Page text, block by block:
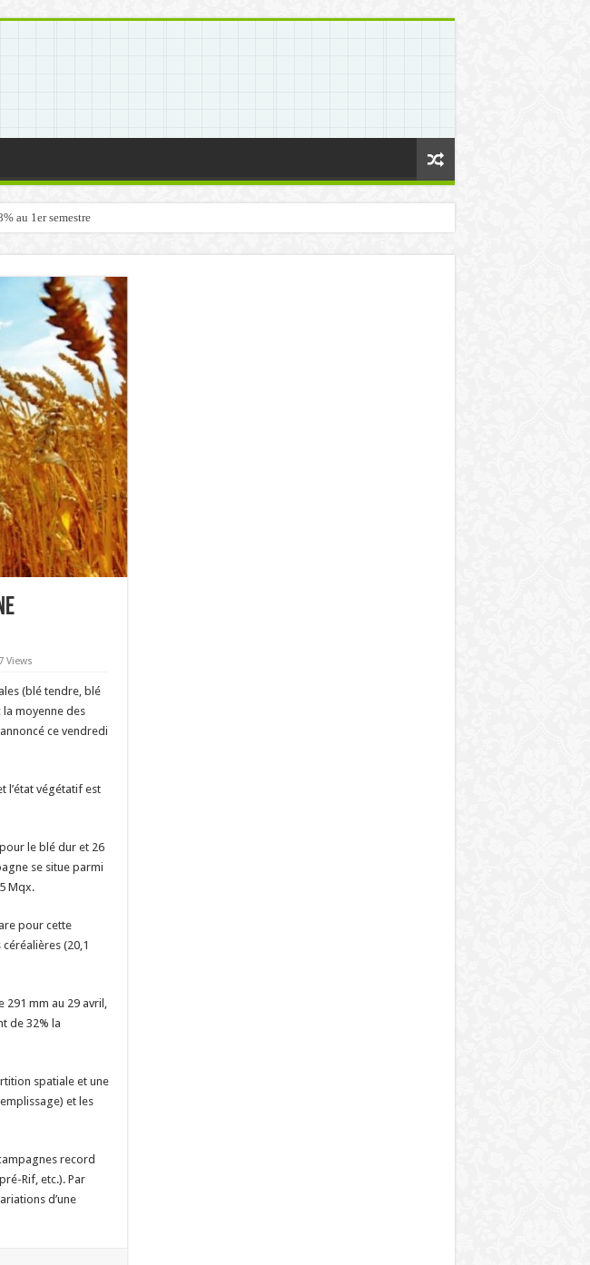
au 1er semestre
Views
(blé tendre, blé
moyenne des
ce vendredi
l’état végétatif est
le blé dur et 26
se situe parmi
Mqx.
pour cette
(20,1
291 mm au 29 avril,
de 32% la
spatiale et une
et les
record
Rif, etc.). Par
d’une